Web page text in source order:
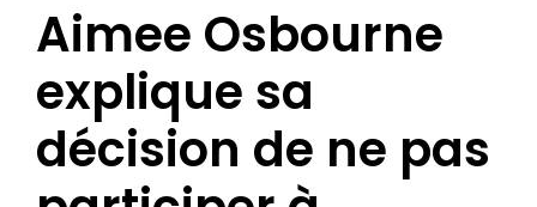
Aimee Osbourne
explique sa
décision de ne pas